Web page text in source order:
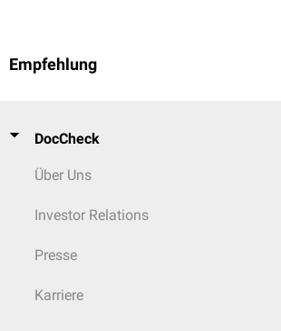
Empfehlung
DocCheck
Über Uns
Investor Relations
Presse
Karriere